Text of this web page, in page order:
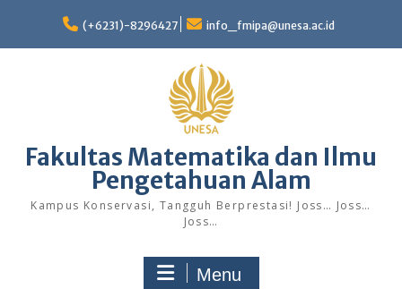
content
(+6231)-8296427 info_fmipa@unesa.ac.id
Fakultas Matematika dan Ilmu
Pengetahuan Alam
Kampus Konservasi, Tangguh Berprestasi! Joss… Joss…
Joss…
Menu